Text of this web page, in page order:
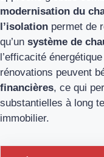
modernisation du
l’isolation permet de
qu’un système de
l’efficacité
rénovations peuvent
financières, ce qui
substantielles à long
immobilier.